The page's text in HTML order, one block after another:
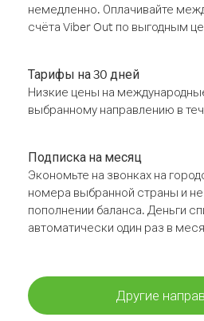
немедленно. Оплачивайте
счёта Viber Out по выгодным
Тарифы на 30 дней
Низкие цены на
выбранному направлению в
Подписка на месяц
Экономьте на звонках на
номера выбранной страны и не
пополнении баланса. Деньги
автоматически один раз в
Другие